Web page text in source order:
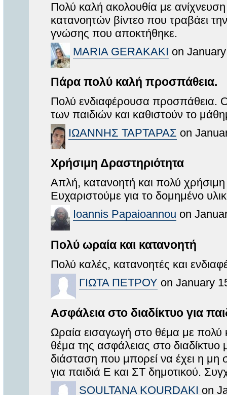
Πολύ καλή ακολουθία με
κατανοητών βίντεο που τραβάει
γνώσης που αποκτήθηκε.
MARIA GERAKAKI on
Πάρα πολύ καλή προσπάθεια.
Πολύ ενδιαφέρουσα προσπάθεια.
των παιδιών και καθιστούν το
ΙΩΑΝΝΗΣ ΤΑΡΤΑΡΑΣ on
Χρήσιμη Δραστηριότητα
Απλή, κατανοητή και πολύ
Ευχαριστούμε για το δομημένο
Ioannis Papaioannou on
Πολύ ωραία και κατανοητή
Πολύ καλές, κατανοητές και
ΓΙΩΤΑ ΠΕΤΡΟΥ on January
Ασφάλεια στο διαδίκτυο για
Ωραία εισαγωγή στο θέμα με πολύ
θέμα της ασφάλειας στο διαδίκτυο
διάσταση που μπορεί να έχει η μη
για παιδιά Ε και ΣΤ δημοτικού.
SOULTANA KOURDAKI on